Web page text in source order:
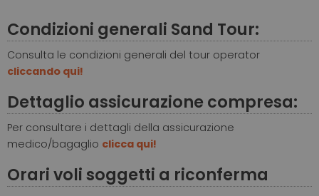
Condizioni generali Sand Tour:
Consulta le condizioni generali del tour operator
cliccando qui!
Dettaglio assicurazione compresa:
Per consultare i dettagli della assicurazione
medico/bagaglio clicca qui!
Orari voli soggetti a riconferma